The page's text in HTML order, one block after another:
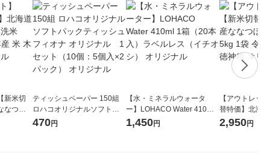
新米切
なつぼ
和7年産
ティッシュペーパー 150組
ロハコオリジナルソフトパ
ックティッシュ フィオナ オ
470円
【水・ミネラルウォータ
ー】LOHACO Water 410ml
1箱（20本入）ラベルレス
1,450円
【アウトレッ
替特価】北海
し 精白米 5kg
2,950円